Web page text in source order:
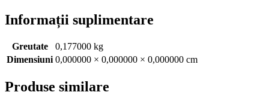
Informații suplimentare
Greutate
0,177000 kg
Dimensiuni 0,000000 × 0,000000 × 0,000000 cm
Produse similare